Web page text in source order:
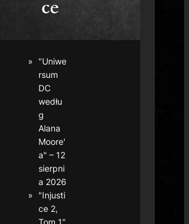
ce
"Uniwe
rsum
DC
wedłu
g
Alana
Moore'
a" – 12
sierpni
a 2026
"Injusti
ce 2,
Tom 1"